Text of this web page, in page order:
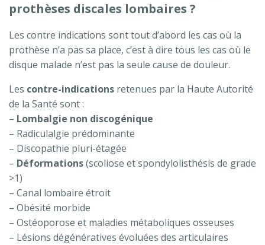
prothèses discales lombaires ?
Les contre indications sont tout d’abord les cas où la
prothèse n’a pas sa place, c’est à dire tous les cas où le
disque malade n’est pas la seule cause de douleur.
Les contre-indications retenues par la Haute Autorité
de la Santé sont :
– Lombalgie non discogénique
– Radiculalgie prédominante
– Discopathie pluri-étagée
– Déformations(scoliose et spondylolisthésis de grade
>1)
– Canal lombaire étroit
– Obésité morbide
– Ostéoporose et maladies métaboliques osseuses
– Lésions dégénératives évoluées des articulaires